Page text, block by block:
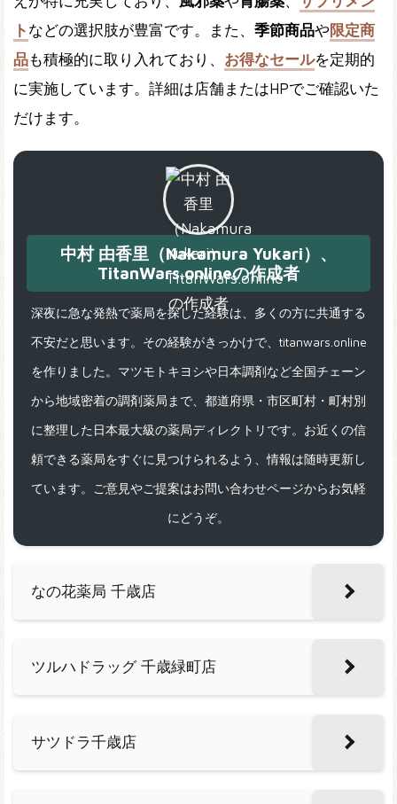
ト などの選択肢が豊富です。また、 季節商品や限定商
品も積極的に取り入れており、 お得なセールを定期的
に実施しています。詳細は店舗またはHPでご確認いた
だけます。
中村 由香里（Nakamura Yukari）、
TitanWars.onlineの作成者
深夜に急な発熱で薬局を探した経験は、多くの方に共通する
不安だと思います。その経験がきっかけで、titanwars.online
を作りました。マツモトキヨシや日本調剤など全国チェーン
から地域密着の調剤薬局まで、都道府県・市区町村・町村別
に整理した日本最大級の薬局ディレクトリです。お近くの信
頼できる薬局をすぐに見つけられるよう、情報は随時更新し
ています。ご意見やご提案はお問い合わせページからお気軽
にどうぞ。
なの花薬局 千歳店
ツルハドラッグ 千歳緑町店
サツドラ千歳店